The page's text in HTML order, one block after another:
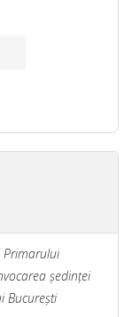
Primarului
şedinţei
Bucureşti